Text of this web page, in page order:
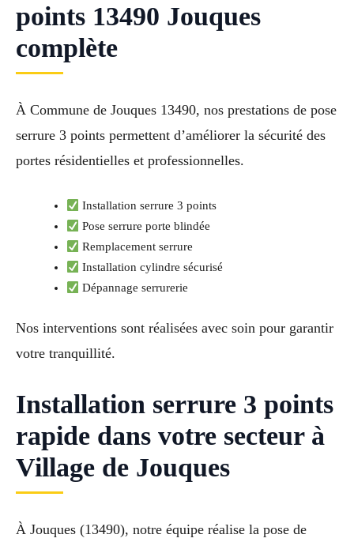
points 13490 Jouques
complète
À Commune de Jouques 13490, nos prestations de pose
serrure 3 points permettent d’améliorer la sécurité des
portes résidentielles et professionnelles.
Installation serrure 3 points
Pose serrure porte blindée
Remplacement serrure
Installation cylindre sécurisé
Dépannage serrurerie
Nos interventions sont réalisées avec soin pour garantir
votre tranquillité.
Installation serrure 3 points
rapide dans votre secteur à
Village de Jouques
À Jouques (13490), notre équipe réalise la pose de